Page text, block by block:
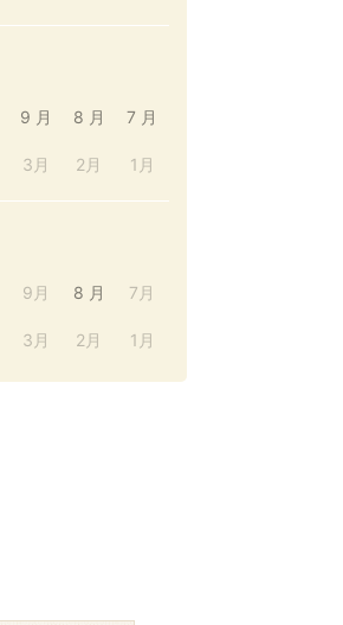
9 月 8 月 7 月
3月 2月 1月
9月 8 月 7月
3月 2月 1月